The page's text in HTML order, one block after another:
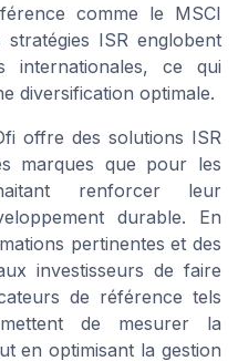
comme le MSCI
ISR englobent
internationales, ce qui
diversification optimale.
offre des solutions ISR
marques que pour les
renforcer leur
durable. En
pertinentes et des
investisseurs de faire
de référence tels
de mesurer la
en optimisant la gestion